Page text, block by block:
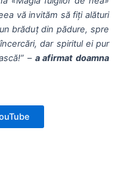
vă invităm să fiți alături
brăduțdin pădure, spre
dar spiritul ei pur
– a afirmat doamna